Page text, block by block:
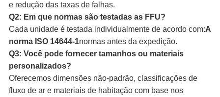
e redução das taxas de falhas.
Q2: Em que normas são testadas as FFU?
Cada unidade é testada individualmente de acordo com:A
norma ISO 14644-1normas antes da expedição.
Q3: Você pode fornecer tamanhos ou materiais
personalizados?
Oferecemos dimensões não-padrão, classificações de
fluxo de ar e materiais de habitação com base nos